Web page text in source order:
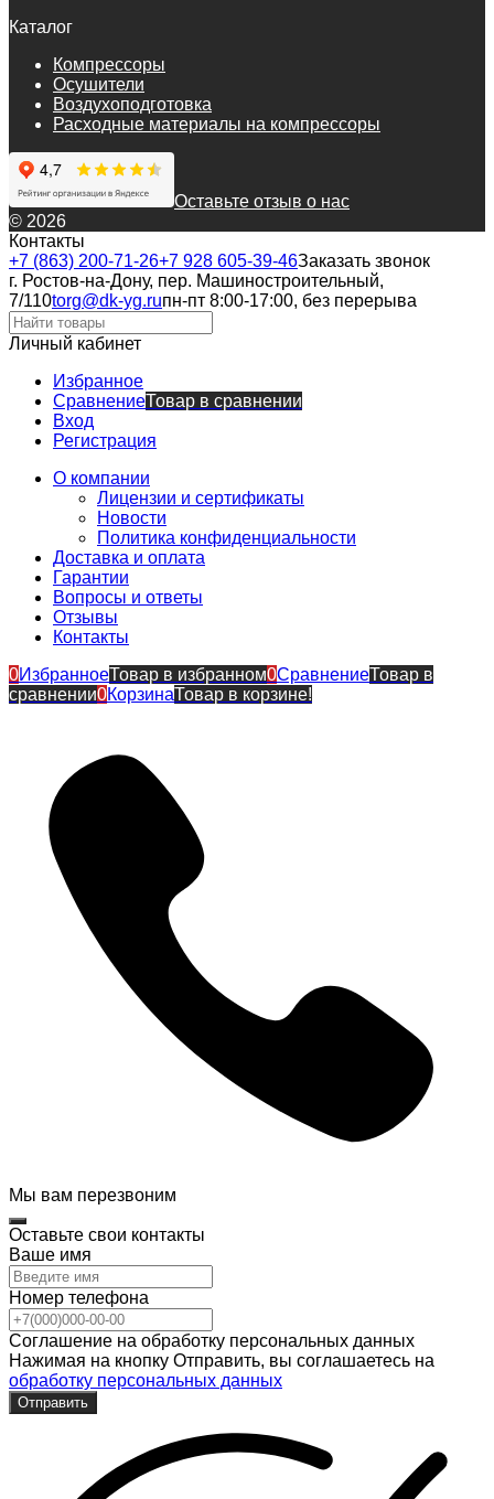
Каталог
Компрессоры
Осушители
Воздухоподготовка
Расходные материалы на компрессоры
Оставьте отзыв о нас
© 2026
Контакты
+7 (863) 200-71-26+7 928 605-39-46Заказать звонок
г. Ростов-на-Дону, пер. Машиностроительный,
7/110torg@dk-yg.ruпн-пт 8:00-17:00, без перерыва
Личный кабинет
Избранное
СравнениеТовар в сравнении
Вход
Регистрация
О компании
Лицензии и сертификаты
Новости
Политика конфиденциальности
Доставка и оплата
Гарантии
Вопросы и ответы
Отзывы
Контакты
0ИзбранноеТовар в избранном0СравнениеТовар в
сравнении0КорзинаТовар в корзине!
Мы вам перезвоним
Оставьте свои контакты
Ваше имя
Номер телефона
Соглашение на обработку персональных данных
Нажимая на кнопку Отправить, вы соглашаетесь на
обработку персональных данных
Отправить